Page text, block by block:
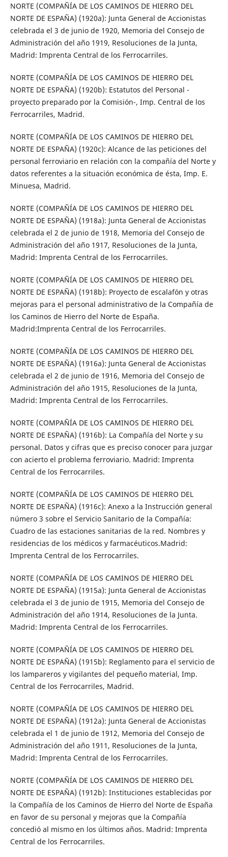
NORTE (COMPAÑÍA DE LOS CAMINOS DE HIERRO DEL
NORTE DE ESPAÑA) (1920a): Junta General de Accionistas
celebrada el 3 de junio de 1920, Memoria del Consejo de
Administración del año 1919, Resoluciones de la Junta,
Madrid: Imprenta Central de los Ferrocarriles.
NORTE (COMPAÑÍA DE LOS CAMINOS DE HIERRO DEL
NORTE DE ESPAÑA) (1920b): Estatutos del Personal -
proyecto preparado por la Comisión-, Imp. Central de los
Ferrocarriles, Madrid.
NORTE (COMPAÑÍA DE LOS CAMINOS DE HIERRO DEL
NORTE DE ESPAÑA) (1920c): Alcance de las peticiones del
personal ferroviario en relación con la compañía del Norte y
datos referentes a la situación económica de ésta, Imp. E.
Minuesa, Madrid.
NORTE (COMPAÑÍA DE LOS CAMINOS DE HIERRO DEL
NORTE DE ESPAÑA) (1918a): Junta General de Accionistas
celebrada el 2 de junio de 1918, Memoria del Consejo de
Administración del año 1917, Resoluciones de la Junta,
Madrid: Imprenta Central de los Ferrocarriles.
NORTE (COMPAÑÍA DE LOS CAMINOS DE HIERRO DEL
NORTE DE ESPAÑA) (1918b): Proyecto de escalafón y otras
mejoras para el personal administrativo de la Compañía de
los Caminos de Hierro del Norte de España.
Madrid:Imprenta Central de los Ferrocarriles.
NORTE (COMPAÑÍA DE LOS CAMINOS DE HIERRO DEL
NORTE DE ESPAÑA) (1916a): Junta General de Accionistas
celebrada el 2 de junio de 1916, Memoria del Consejo de
Administración del año 1915, Resoluciones de la Junta,
Madrid: Imprenta Central de los Ferrocarriles.
NORTE (COMPAÑÍA DE LOS CAMINOS DE HIERRO DEL
NORTE DE ESPAÑA) (1916b): La Compañía del Norte y su
personal. Datos y cifras que es preciso conocer para juzgar
con acierto el problema ferroviario. Madrid: Imprenta
Central de los Ferrocarriles.
NORTE (COMPAÑÍA DE LOS CAMINOS DE HIERRO DEL
NORTE DE ESPAÑA) (1916c): Anexo a la Instrucción general
número 3 sobre el Servicio Sanitario de la Compañía:
Cuadro de las estaciones sanitarias de la red. Nombres y
residencias de los médicos y farmacéuticos.Madrid:
Imprenta Central de los Ferrocarriles.
NORTE (COMPAÑÍA DE LOS CAMINOS DE HIERRO DEL
NORTE DE ESPAÑA) (1915a): Junta General de Accionistas
celebrada el 3 de junio de 1915, Memoria del Consejo de
Administración del año 1914, Resoluciones de la Junta.
Madrid: Imprenta Central de los Ferrocarriles.
NORTE (COMPAÑÍA DE LOS CAMINOS DE HIERRO DEL
NORTE DE ESPAÑA) (1915b): Reglamento para el servicio de
los lampareros y vigilantes del pequeño material, Imp.
Central de los Ferrocarriles, Madrid.
NORTE (COMPAÑÍA DE LOS CAMINOS DE HIERRO DEL
NORTE DE ESPAÑA) (1912a): Junta General de Accionistas
celebrada el 1 de junio de 1912, Memoria del Consejo de
Administración del año 1911, Resoluciones de la Junta,
Madrid: Imprenta Central de los Ferrocarriles.
NORTE (COMPAÑÍA DE LOS CAMINOS DE HIERRO DEL
NORTE DE ESPAÑA) (1912b): Instituciones establecidas por
la Compañía de los Caminos de Hierro del Norte de España
en favor de su personal y mejoras que la Compañía
concedió al mismo en los últimos años. Madrid: Imprenta
Central de los Ferrocarriles.